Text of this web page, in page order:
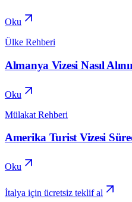
Oku
Ülke Rehberi
Almanya Vizesi Nasıl
Oku
Mülakat Rehberi
Amerika Turist Vizesi
Oku
İtalya için ücretsiz teklif al